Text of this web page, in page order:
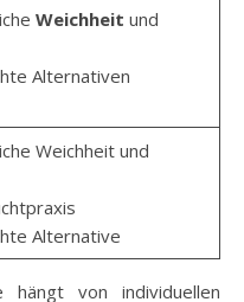
Weichheit und
Alternativen
Weichheit und
Alternative
von individuellen